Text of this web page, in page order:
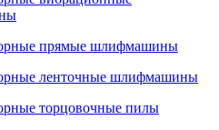
прямые шлифмашины
ленточные шлифмашины
торцовочные пилы